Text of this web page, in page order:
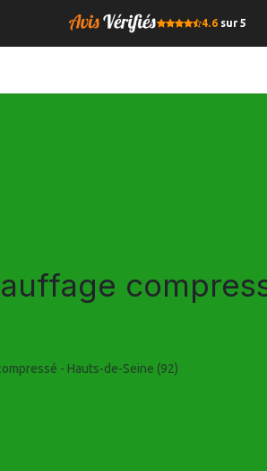
4.6 sur 5
- Hauts-de-Seine (92)